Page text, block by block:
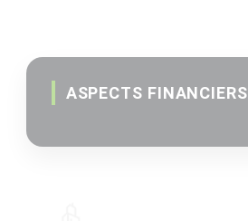
ASPECTS FINANCIERS